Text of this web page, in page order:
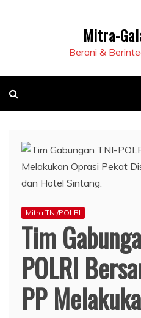
Mitra-
Berani &
Mitra TNI/POLRI
Tim
POLRI
PP